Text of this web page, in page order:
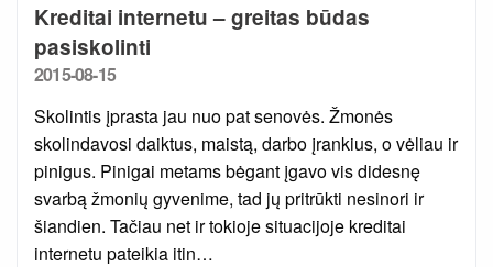
Kreditai internetu – greitas būdas
pasiskolinti
Posted
2015-08-15
Skolintis įprasta jau nuo pat senovės. Žmonės
skolindavosi daiktus, maistą, darbo įrankius, o vėliau ir
pinigus. Pinigai metams bėgant įgavo vis didesnę
svarbą žmonių gyvenime, tad jų pritrūkti nesinori ir
šiandien. Tačiau net ir tokioje situacijoje kreditai
internetu pateikia itin…